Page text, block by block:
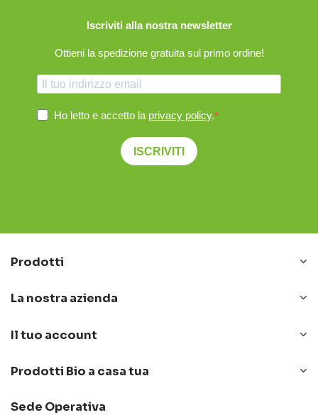
Iscriviti alla nostra newsletter
Ottieni la spedizione gratuita sul primo ordine!
Ho letto e accetto la privacy policy.
ISCRIVITI
Prodotti
La nostra azienda
Il tuo account
Prodotti Bio a casa tua
Sede Operativa